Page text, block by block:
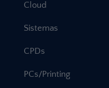
Cloud
Sistemas
CPDs
PCs/Printing